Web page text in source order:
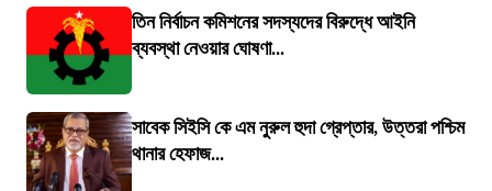
তিন নির্বাচন কমিশনের সদস্যদের বিরুদ্ধে আইনি
ব্যবস্থা নেওয়ার ঘোষণা...
সাবেক সিইসি কে এম নুরুল হুদা গ্রেপ্তার, উত্তরা পশ্চিম
থানার হেফাজ...